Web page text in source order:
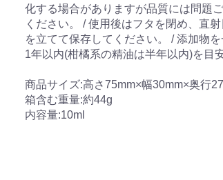
化する場合がありますが品質には問題
ください。 / 使用後はフタを閉め、直
を立てて保存してください。 / 添加物
1年以内(柑橘系の精油は半年以内)を目
商品サイズ:高さ75mm×幅30mm×奥行
箱含む重量:約44g
内容量:10ml